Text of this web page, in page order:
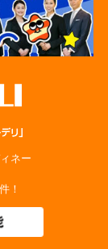
ネー
！